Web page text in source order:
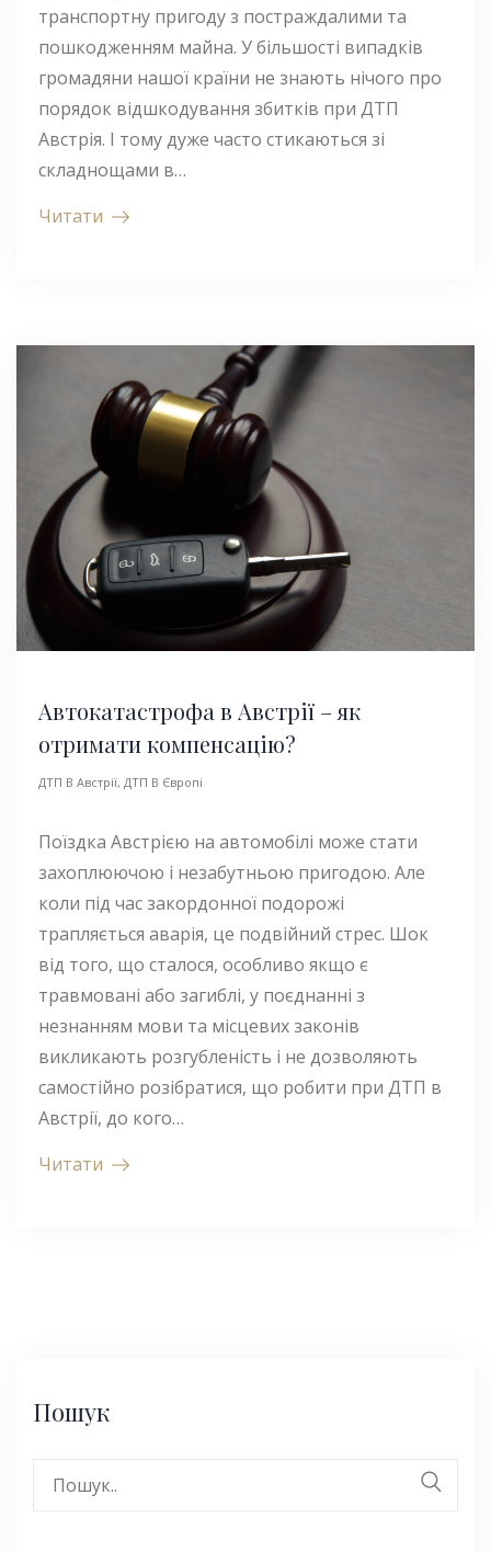
транспортну пригоду з постраждалими та
пошкодженням майна. У більшості випадків
громадяни нашої країни не знають нічого про
порядок відшкодування збитків при ДТП
Австрія. І тому дуже часто стикаються зі
складнощами в…
Читати
Автокатастрофа в Австрії – як
отримати компенсацію?
ДТП В Австрії, ДТП В Європі
Поїздка Австрією на автомобілі може стати
захоплюючою і незабутньою пригодою. Але
коли під час закордонної подорожі
трапляється аварія, це подвійний стрес. Шок
від того, що сталося, особливо якщо є
травмовані або загиблі, у поєднанні з
незнанням мови та місцевих законів
викликають розгубленість і не дозволяють
самостійно розібратися, що робити при ДТП в
Австрії, до кого…
Читати
Пошук